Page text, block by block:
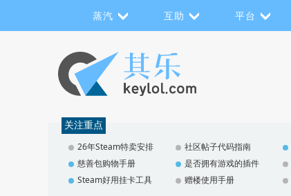
蒸汽 互助 平台
关注重点
26年Steam特卖安排 社区帖子代码指南
慈善包购物手册
是否拥有游戏的插件
Steam好用挂卡工具
赠楼使用手册